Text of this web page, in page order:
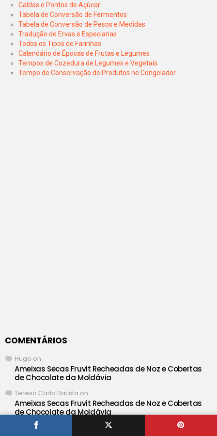
Caldas e Pontos de Açúcar
Tabela de Conversão de Fermentos
Tabela de Conversão de Pesos e Medidas
Tradução de Ervas e Especiarias
Todos os Tipos de Farinhas
Calendário de Épocas de Frutas e Legumes
Tempos de Cozedura de Legumes e Vegetais
Tempo de Conservação de Produtos no Congelador
COMENTÁRIOS
Hugo on
Ameixas Secas Fruvit Recheadas de Noz e Cobertas
de Chocolate da Moldávia
Teresa Carla Batista on
Ameixas Secas Fruvit Recheadas de Noz e Cobertas
de Chocolate da Moldávia
on